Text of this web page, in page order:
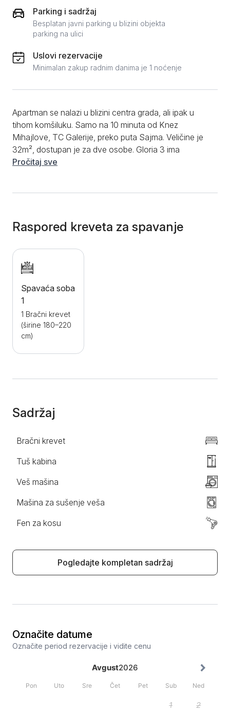
Parking i sadržaj
Besplatan javni parking u blizini objekta
parking na ulici
Uslovi rezervacije
Minimalan zakup radnim danima je 1 noćenje
Apartman se nalazi u blizini centra grada, ali ipak u
tihom komšiluku. Samo na 10 minuta od Knez
Mihajlove, TC Galerije, preko puta Sajma. Veličine je
32m², dostupan je za dve osobe. Gloria 3 ima
spavaću sobu sa king-size krevetom i Smart TV-om.
veša, mašine za sušenje, pegle i daske za peglanje.
Krevetac za bebe je dostupan na zahtev. Gloria 3 je
udoban, mali, čist apartman, savršen za bilo koji vid
putovanja bilo to poslovno ili turistčki.
Pročitaj sve
Raspored kreveta za spavanje
Spavaća soba
1
1 Bračni krevet
(širine 180–220
cm)
Sadržaj
Bračni krevet
Tuš kabina
Veš mašina
Mašina za sušenje veša
Fen za kosu
Pogledajte kompletan sadržaj
Označite datume
Označite period rezervacije i vidite cenu